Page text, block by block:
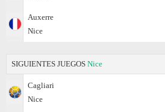
Auxerre
Nice
SIGUIENTES JUEGOS Nice
Cagliari
Nice